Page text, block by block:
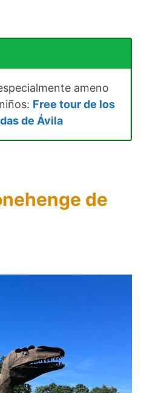
ameno
Free tour de los
de Ávila
de